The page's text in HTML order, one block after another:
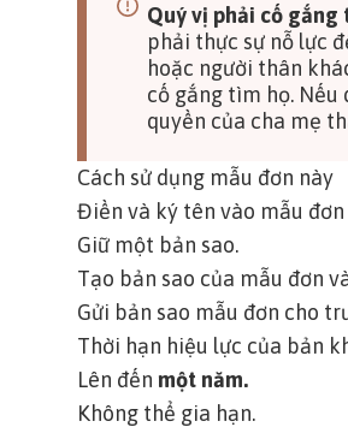
Quý vị phải cố gắng
phải thực sự nỗ lực
hoặc người thân
cố gắng tìm họ. Nếu
quyền của cha mẹ
Cách sử dụng mẫu đơn này
Điền và ký tên vào mẫu
Giữ một bản sao.
Tạo bản sao của mẫu đơn
Gửi bản sao mẫu đơn cho
Thời hạn hiệu lực của bản
Lên đến một năm.
Không thể gia hạn.